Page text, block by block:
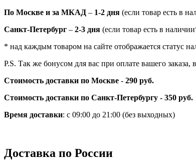
По Москве и за МКАД – 1-2 дня (если товар есть в
Санкт-Петербург – 2-3 дня (если товар есть в
* над каждым товаром на сайте отображается статус
P.S. Так же бонусом для вас при оплате вашего
Стоимость доставки по Москве - 290 руб.
Стоимость доставки по Санкт-Петербургу - 350 руб.
Время доставки: с 09:00 до 21:00 (без выходных)
Доставка по России